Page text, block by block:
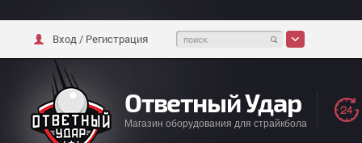
Вход / Регистрация
Ответный Удар
Магазин оборудования для страйкбола